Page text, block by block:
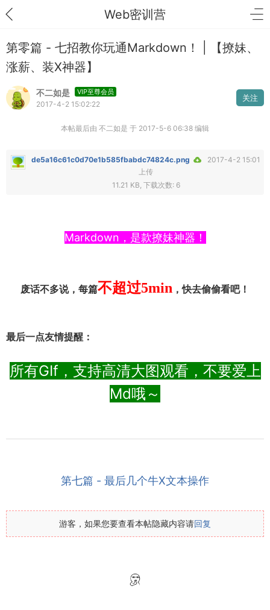
Web密训营
第零篇 - 七招教你玩通Markdown！ | 【撩妹、
涨薪、装X神器】
不二如是 VIP至尊会员
2017-4-2 15:02:22
关注
本帖最后由 不二如是 于 2017-5-6 06:38 编辑
de5a16c61c0d70e1b585fbabdc74824c.png
2017-4-2 15:01
上传
11.21 KB, 下载次数: 6
Markdown，是款撩妹神器！
废话不多说，每篇不超过5min ，快去偷偷看吧！
最后一点友情提醒：
所有GIf，支持高清大图观看，不要爱上
Md哦～
第七篇 - 最后几个牛X文本操作
游客，如果您要查看本帖隐藏内容请回复